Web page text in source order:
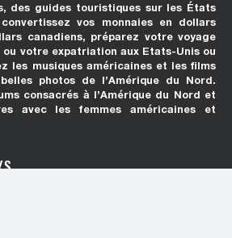
des guides touristiques sur les États
vos monnaies en dollars
canadiens, préparez votre voyage
ou votre expatriation aux Etats-Unis ou
les musiques américaines et les films
photos de l’Amérique du Nord.
consacrés à l’Amérique du Nord et
avec les femmes américaines et